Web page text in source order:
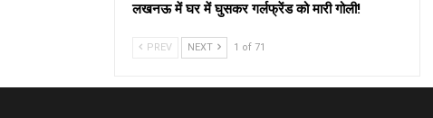
लखनऊ में घर में घुसकर गर्लफ्रेंड को मारी गोली!
PREV NEXT 1 of 71